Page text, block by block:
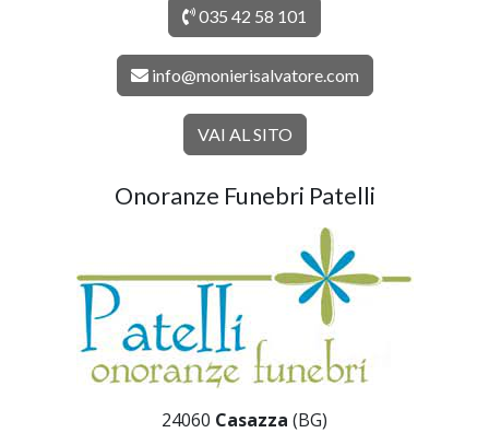
035 42 58 101
info@monierisalvatore.com
VAI AL SITO
Onoranze Funebri Patelli
24060 Casazza (BG)